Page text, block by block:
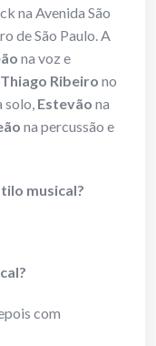
na Avenida São
de São Paulo. A
na voz e
Thiago Ribeiro no
solo, Estevão na
na percussão e
musical?
com